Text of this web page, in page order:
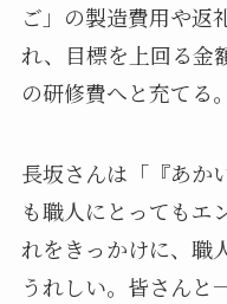
ご」の製造費用や返
れ、目標を上回る金
の研修費へと充てる。
長坂さんは「『あか
も職人にとってもエ
れをきっかけに、職
うれしい。皆さんと